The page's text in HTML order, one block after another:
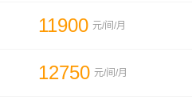
11900 元/间/月
12750 元/间/月